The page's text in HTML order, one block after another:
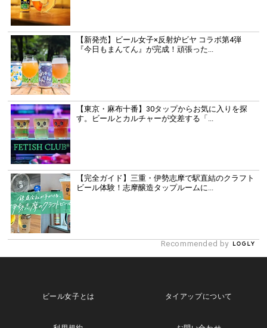
【新発売】ビール女子×反射炉ビヤ コラボ第4弾
『今日もまんてん』が完成！頑張った...
【東京・麻布十番】30タップからお気に入りを探
す。ビールとカルチャーが交差する「...
【完全ガイド】三重・伊勢志摩で駅直結のクラフト
ビール体験！志摩醸造タップルームに...
Recommended by
ビール女子とは タイアップについて